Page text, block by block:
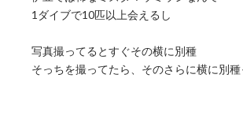
1ダイブで10匹以上会えるし
写真撮ってるとすぐその横に別種
そっちを撮ってたら、そのさらに横に別種